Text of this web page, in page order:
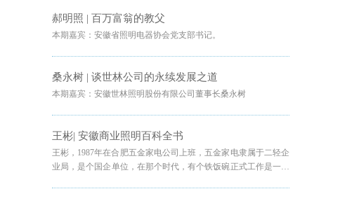
郝明照 | 百万富翁的教父
本期嘉宾：安徽省照明电器协会党支部书记。
桑永树 | 谈世林公司的永续发展之道
本期嘉宾：安徽世林照明股份有限公司董事长桑永树
王彬| 安徽商业照明百科全书
王彬，1987年在合肥五金家电公司上班，五金家电隶属于二轻企
业局，是个国企单位，在那个时代，有个铁饭碗正式工作是一件